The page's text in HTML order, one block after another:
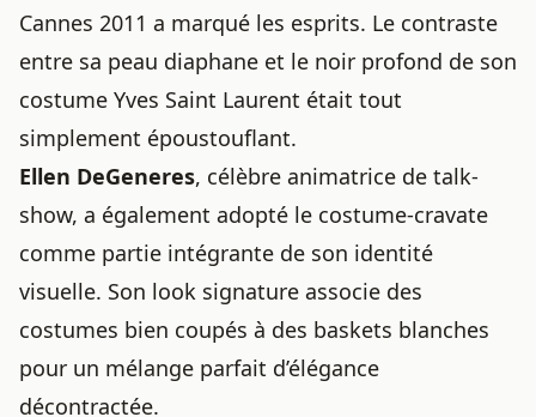
Cannes 2011 a marqué les esprits. Le contraste
entre sa peau diaphane et le noir profond de son
costume Yves Saint Laurent était tout
simplement époustouflant.
Ellen DeGeneres, célèbre animatrice de talk-
show, a également adopté le costume-cravate
comme partie intégrante de son identité
visuelle. Son look signature associe des
costumes bien coupés à des baskets blanches
pour un mélange parfait d’élégance
décontractée.